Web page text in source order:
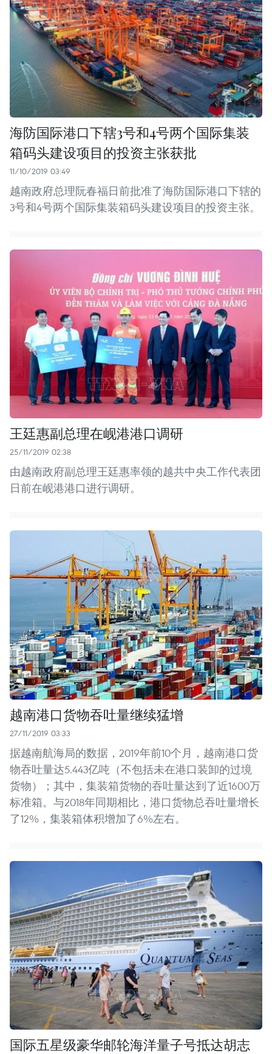
海防国际港口下辖3号和4号两个国际集装
箱码头建设项目的投资主张获批
11/10/2019 03:49
越南政府总理阮春福日前批准了海防国际港口下辖的
3号和4号两个国际集装箱码头建设项目的投资主张。
王廷惠副总理在岘港港口调研
25/11/2019 02:38
由越南政府副总理王廷惠率领的越共中央工作代表团
日前在岘港港口进行调研。
越南港口货物吞吐量继续猛增
27/11/2019 03:33
据越南航海局的数据，2019年前10个月，越南港口货
物吞吐量达5.443亿吨（不包括未在港口装卸的过境
货物）；其中，集装箱货物的吞吐量达到了近1600万
标准箱。与2018年同期相比，港口货物总吞吐量增长
了12%，集装箱体积增加了6%左右。
国际五星级豪华邮轮海洋量子号抵达胡志